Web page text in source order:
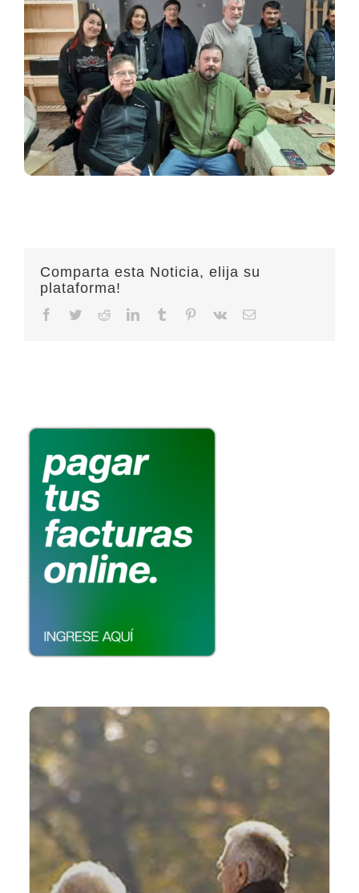
Comparta esta Noticia, elija su
plataforma!
Facebook
TwitterRedditLinkedInTumblr Pinterest
Vk Email